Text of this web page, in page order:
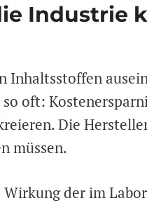
Industrie
Inhaltsstoffen
oft:
Die
müssen.
der im